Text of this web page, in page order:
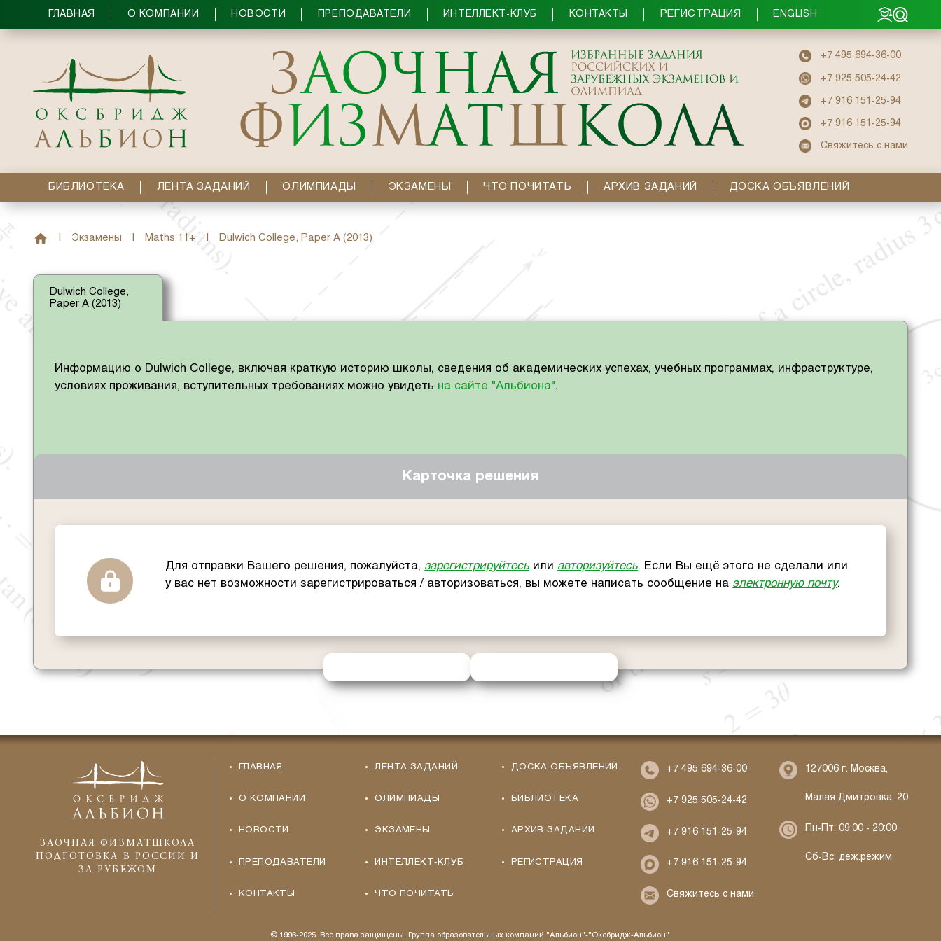
ГЛАВНАЯ О КОМПАНИИ НОВОСТИ ПРЕПОДАВАТЕЛИ ИНТЕЛЛЕКТ-КЛУБ КОНТАКТЫ РЕГИСТРАЦИЯ ENGLISH
+7 495 694-36-00
+7 925 505-24-42
+7 916 151-25-94
+7 916 151-25-94
Свяжитесь с нами
БИБЛИОТЕКА ЛЕНТА ЗАДАНИЙ ОЛИМПИАДЫ ЭКЗАМЕНЫ ЧТО ПОЧИТАТЬ АРХИВ ЗАДАНИЙ ДОСКА ОБЪЯВЛЕНИЙ
Экзамены Maths 11+ Dulwich College, Paper A (2013)
Dulwich College,
Paper A (2013)
Информацию о Dulwich College, включая краткую историю школы, сведения об академических успехах, учебных программах, инфраструктуре,
условиях проживания, вступительных требованиях можно увидеть на сайте "Альбиона".
Карточка решения
Для отправки Вашего решения, пожалуйста, зарегистрируйтесь или авторизуйтесь. Если Вы ещё этого не сделали или
у вас нет возможности зарегистрироваться / авторизоваться, вы можете написать сообщение на электронную почту.
ЗАОЧНАЯ ФИЗМАТШКОЛА
ПОДГОТОВКА В РОССИИ И
ЗА РУБЕЖОМ
ГЛАВНАЯ
О КОМПАНИИ
НОВОСТИ
ПРЕПОДАВАТЕЛИ
КОНТАКТЫ
ЛЕНТА ЗАДАНИЙ
ОЛИМПИАДЫ
ЭКЗАМЕНЫ
ИНТЕЛЛЕКТ-КЛУБ
ЧТО ПОЧИТАТЬ
ДОСКА ОБЪЯВЛЕНИЙ
БИБЛИОТЕКА
АРХИВ ЗАДАНИЙ
РЕГИСТРАЦИЯ
+7 495 694-36-00
+7 925 505-24-42
+7 916 151-25-94
+7 916 151-25-94
Свяжитесь с нами
127006 г. Москва,
Малая Дмитровка, 20
Пн-Пт: 09:00 - 20:00
Сб-Вс: деж.режим
© 1993-2025. Все права защищены. Группа образовательных компаний "Альбион"-"Оксбридж-Альбион"